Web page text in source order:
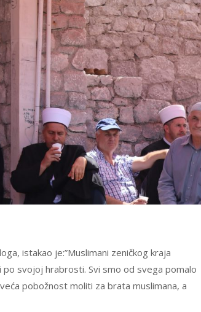
istakao je:”Muslimani zeničkog kraja
svojoj hrabrosti. Svi smo od svega pomalo
pobožnost moliti za brata muslimana, a